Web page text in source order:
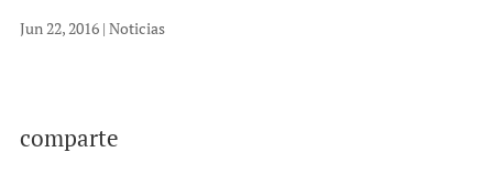
Jun 22, 2016| Noticias
comparte